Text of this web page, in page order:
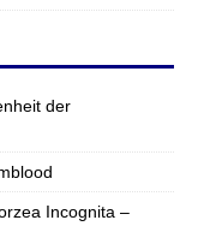
der
Incognita –